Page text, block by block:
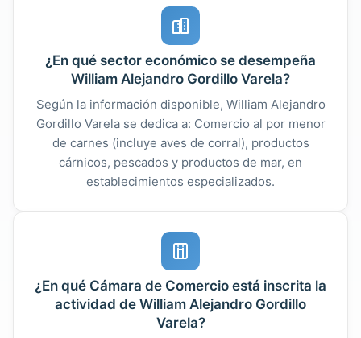
¿En qué sector económico se desempeña
William Alejandro Gordillo Varela?
Según la información disponible, William Alejandro
Gordillo Varela se dedica a: Comercio al por menor
de carnes (incluye aves de corral), productos
cárnicos, pescados y productos de mar, en
establecimientos especializados.
¿En qué Cámara de Comercio está inscrita la
actividad de William Alejandro Gordillo
Varela?